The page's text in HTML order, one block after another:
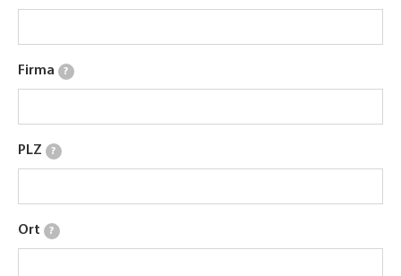
Firma ?
PLZ ?
Ort ?